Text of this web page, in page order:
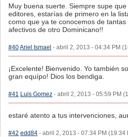
Muy buena suerte. Siempre supe
editores, estarías de primero en la
como que ya te conocemos de
afectivos de otro Dominicano!!
#40Ariel Ismael - abril 2, 2013 - 04:34 PM
¡Excelente! Bienvenido. Yo también
gran equípo! Dios los bendiga.
#41 Luis Gomez - abril 2, 2013 - 05:59 PM
estaré atento a tus intervenciones,
#42 edd84 - abril 2, 2013 - 07:34 PM (19:34